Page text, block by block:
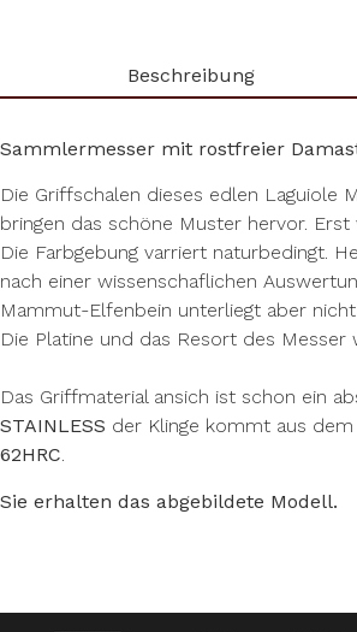
Beschreibung
Sammlermesser mit rostfreier
Die Griffschalen dieses edlen Laguiole
bringen das schöne Muster hervor. Erst
Die Farbgebung varriert naturbedingt.
nach einer wissenschaflichen
Mammut-Elfenbein unterliegt aber
Die Platine und das Resort des
Das Griffmaterial ansich ist schon ein
STAINLESS der Klinge kommt aus
62HRC.
Sie erhalten das abgebildete Modell.